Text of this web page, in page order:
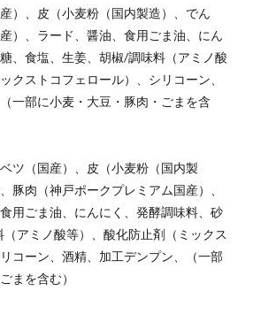
）、皮（小麦粉（国内製造）、でん
）、ラード、醤油、食用ごま油、にん
、食塩、生姜、胡椒/調味料（アミノ酸
クストコフェロール）、シリコーン、
一部に小麦・大豆・豚肉・ごまを含
ツ（国産）、皮（小麦粉（国内製
豚肉（神戸ポークプレミアム国産）、
用ごま油、にんにく、発酵調味料、砂
アミノ酸等）、酸化防止剤（ミックス
コーン、酒精、加工デンプン、（一部
まを含む）